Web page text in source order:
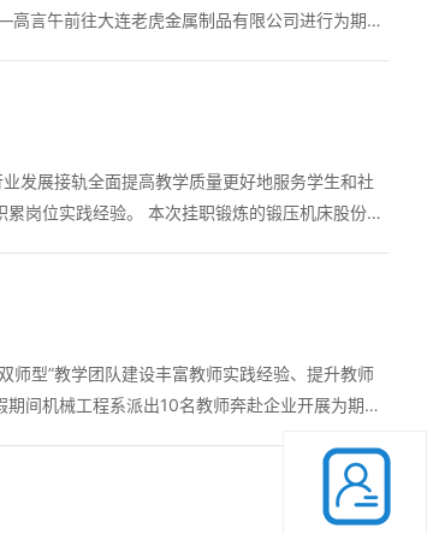
言午前往大连老虎金属制品有限公司进行为期15
发展接轨全面提高教学质量更好地服务学生和社
锻炼的锻压机床股份有
师型”教学团队建设丰富教师实践经验、提升教师
间机械工程系派出10名教师奔赴企业开展为期